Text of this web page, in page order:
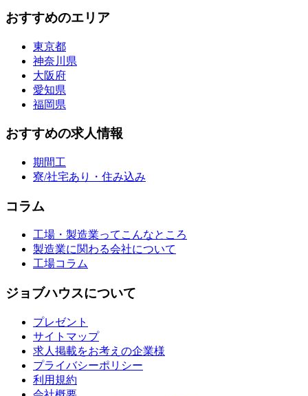
おすすめのエリア
東京都
神奈川県
大阪府
愛知県
福岡県
おすすめの求人情報
期間工
寮/社宅あり・住み込み
コラム
工場・製造業ってこんなところ
製造業に関わる会社について
工場コラム
ジョブハウスについて
プレゼント
サイトマップ
求人掲載をお考えの企業様
プライバシーポリシー
利用規約